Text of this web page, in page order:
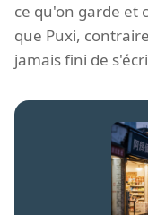
ce qu'on garde et
que Puxi,
jamais fini de